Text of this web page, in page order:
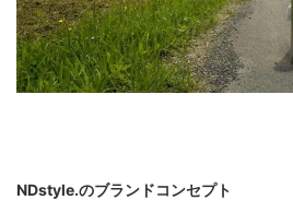
NDstyle.のブランドコンセプト